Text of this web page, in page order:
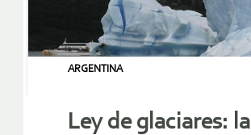
ARGENTINA
Ley de glaciares: la